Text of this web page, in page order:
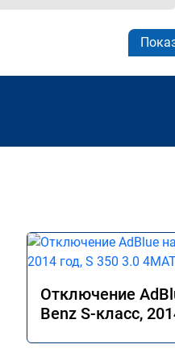
Отключение
Benz S-класс,